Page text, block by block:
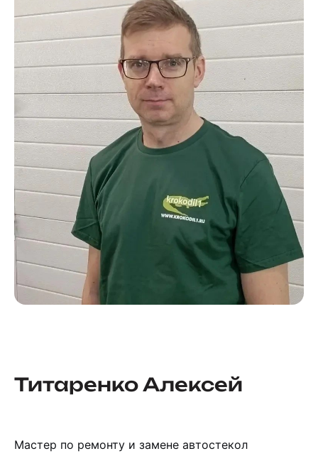
Титаренко Алексей
Мастер по ремонту и замене автостекол